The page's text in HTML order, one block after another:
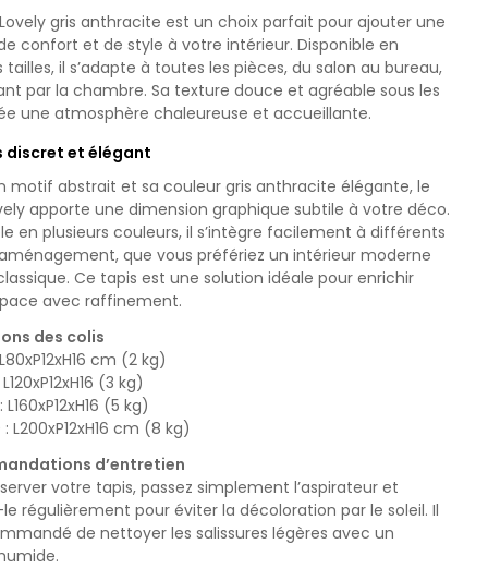
gris anthracite est un choix parfait pour ajouter une
confort et de style à votre intérieur. Disponible en
tailles, il s’adapte à toutes les pièces, du salon au bureau,
par la chambre. Sa texture douce et agréable sous les
une atmosphère chaleureuse et accueillante.
discret et élégant
motif abstrait et sa couleur gris anthracite élégante, le
apporte une dimension graphique subtile à votre déco.
en plusieurs couleurs, il s’intègre facilement à différents
que vous préfériez un intérieur moderne
Ce tapis est une solution idéale pour enrichir
avec raffinement.
des colis
cm (2 kg)
(3 kg)
L160xP12xH16 (5 kg)
L200xP12xH16 cm (8 kg)
d’entretien
votre tapis, passez simplement l’aspirateur et
régulièrement pour éviter la décoloration par le soleil. Il
de nettoyer les salissures légères avec un